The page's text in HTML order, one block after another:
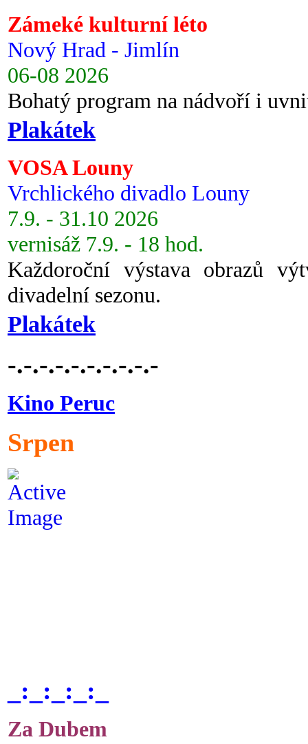
Zámeké kulturní léto
Nový Hrad - Jimlín
06-08 2026
Bohatý program na nádvoří i
Plakátek
VOSA Louny
Vrchlického divadlo Louny
7.9. - 31.10 2026
vernisáž 7.9. - 18 hod.
Každoroční výstava obrazů
divadelní sezonu.
Plakátek
-.-.-.-.-.-.-.-.-.-
Kino Peruc
Srpen
_:_:_:_:_
Za Dubem